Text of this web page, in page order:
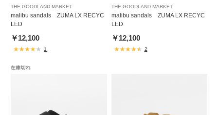
THE GOODLAND MARKET
malibu sandals ZUMA LX RECYC
LED
￥12,100
1
THE GOODLAND MARKET
malibu sandals ZUMA LX RECYC
LED
￥12,100
2